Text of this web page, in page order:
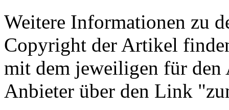
Weitere Informationen zu
Copyright der Artikel
mit dem jeweiligen für
Anbieter über den Link